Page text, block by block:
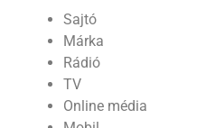
Sajtó
Márka
Rádió
TV
Online média